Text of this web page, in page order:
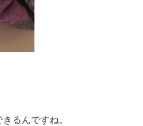
るんですね。